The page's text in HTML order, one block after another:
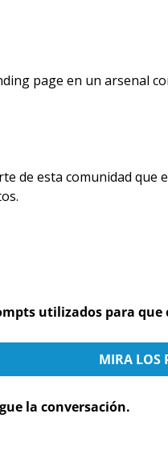
page en un arsenal
de esta comunidad
utilizados para que
MIRA LOS
la conversación.